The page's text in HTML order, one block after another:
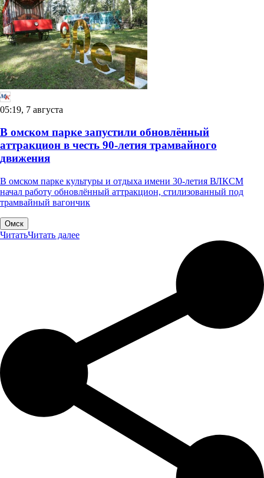
05:19, 7 августа
В омском парке запустили обновлённый
аттракцион в честь 90-летия трамвайного
движения
В омском парке культуры и отдыха имени 30-летия ВЛКСМ
начал работу обновлённый аттракцион, стилизованный под
трамвайный вагончик
Омск
ЧитатьЧитать далее